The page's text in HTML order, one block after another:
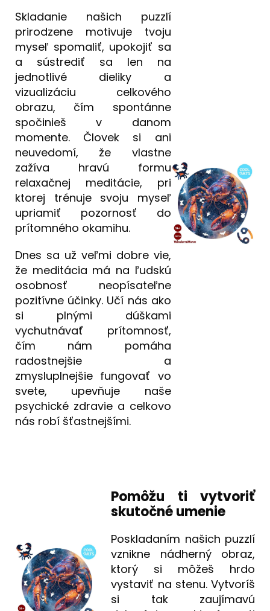
Skladanie našich puzzlí
prirodzene motivuje tvoju
myseľ spomaliť, upokojiť sa
a sústrediť sa len na
jednotlivé dieliky a
vizualizáciu celkového
obrazu, čím spontánne
spočinieš v danom
momente. Človek si ani
neuvedomí, že vlastne
zažíva hravú formu
relaxačnej meditácie, pri
ktorej trénuje svoju myseľ
upriamiť pozornosť do
prítomného okamihu.
Dnes sa už veľmi dobre vie,
že meditácia má na ľudskú
osobnosť neopísateľne
pozitívne účinky. Učí nás ako
si plnými dúškami
vychutnávať prítomnosť,
čím nám pomáha
radostnejšie a
zmysluplnejšie fungovať vo
svete, upevňuje naše
psychické zdravie a celkovo
nás robí šťastnejšími.
Pomôžu ti vytvoriť
skutočné umenie
Poskladaním našich puzzlí
vznikne nádherný obraz,
ktorý si môžeš hrdo
vystaviť na stenu. Vytvoríš
si tak zaujímavú